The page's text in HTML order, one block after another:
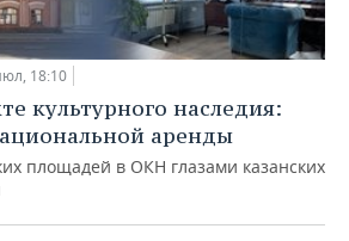
18:10
культурного наследия:
аренды
площадей в ОКН глазами казанских